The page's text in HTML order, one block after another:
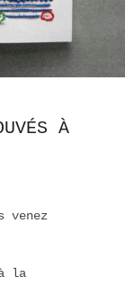
À
venez
la